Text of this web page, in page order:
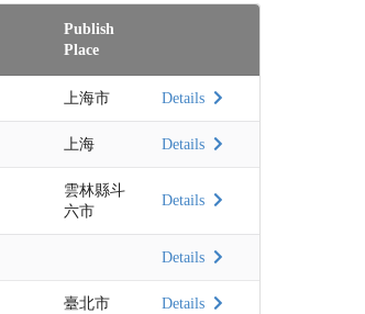
Publish
Place
上海市 Details
上海 Details
雲林縣斗
六市
Details
Details
臺北市 Details